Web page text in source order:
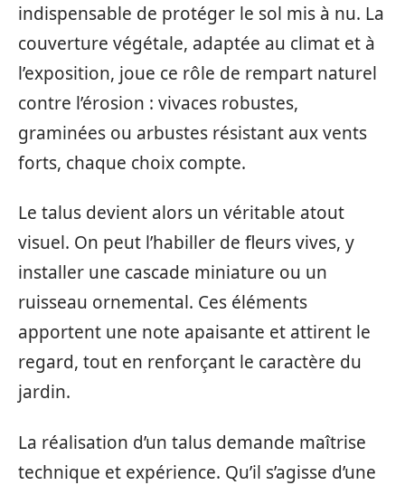
indispensable de protéger le sol mis à nu. La
couverture végétale, adaptée au climat et à
l’exposition, joue ce rôle de rempart naturel
contre l’érosion : vivaces robustes,
graminées ou arbustes résistant aux vents
forts, chaque choix compte.
Le talus devient alors un véritable atout
visuel. On peut l’habiller de fleurs vives, y
installer une cascade miniature ou un
ruisseau ornemental. Ces éléments
apportent une note apaisante et attirent le
regard, tout en renforçant le caractère du
jardin.
La réalisation d’un talus demande maîtrise
technique et expérience. Qu’il s’agisse d’une